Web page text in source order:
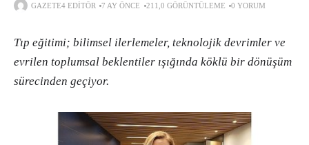
GAZETE4 EDITÖR 7 AY ÖNCE 211,0 GÖRÜNTÜLEME 0 YORUM
Tıp eğitimi; bilimsel ilerlemeler, teknolojik devrimler ve
evrilen toplumsal beklentiler ışığında köklü bir dönüşüm
sürecinden geçiyor.